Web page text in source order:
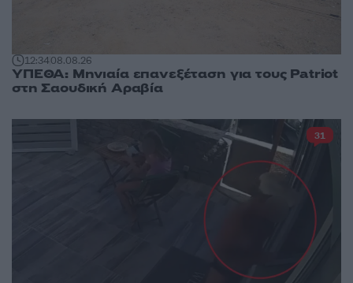
12:3408.08.26
ΥΠΕΘΑ: Μηνιαία επανεξέταση για τους Patriot
στη Σαουδική Αραβία
31